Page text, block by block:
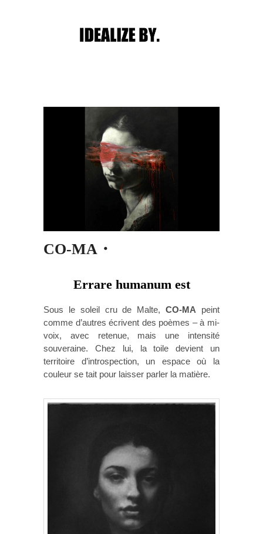
CO-MA・
Errare humanum est
Sous le soleil cru de Malte,CO-MA peint
comme d’autres écrivent des poèmes – à mi-
voix, avec retenue, mais une intensité
souveraine. Chez lui, la toile devient un
territoire d’introspection, un espace où la
couleur se tait pour laisser parler la matière.